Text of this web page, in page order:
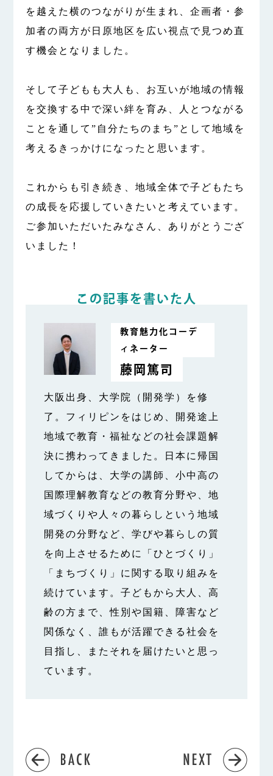
を越えた横のつながりが生まれ、企画者・参
加者の両方が日原地区を広い視点で見つめ直
す機会となりました。
そして子どもも大人も、お互いが地域の情報
を交換する中で深い絆を育み、人とつながる
ことを通して”自分たちのまち”として地域を
考えるきっかけになったと思います。
これからも引き続き、地域全体で子どもたち
の成長を応援していきたいと考えています。
ご参加いただいたみなさん、ありがとうござ
いました！
この記事を書いた人
教育魅力化コーデ
ィネーター
藤岡篤司
大阪出身、大学院（開発学）を修
了。フィリピンをはじめ、開発途上
地域で教育・福祉などの社会課題解
決に携わってきました。日本に帰国
してからは、大学の講師、小中高の
国際理解教育などの教育分野や、地
域づくりや人々の暮らしという地域
開発の分野など、学びや暮らしの質
を向上させるために「ひとづくり」
「まちづくり」に関する取り組みを
続けています。子どもから大人、高
齢の方まで、性別や国籍、障害など
関係なく、誰もが活躍できる社会を
目指し、またそれを届けたいと思っ
ています。